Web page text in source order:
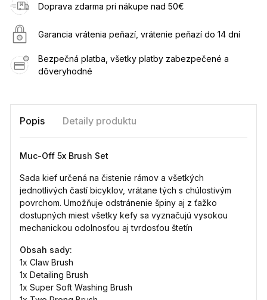
Doprava zdarma pri nákupe nad 50€
Garancia vrátenia peňazí, vrátenie peňazí do 14 dní
Bezpečná platba, všetky platby zabezpečené a
dôveryhodné
Popis Detaily produktu
Muc-Off 5x Brush Set
Sada kief určená na čistenie rámov a všetkých
jednotlivých častí bicyklov, vrátane tých s chúlostivým
povrchom. Umožňuje odstránenie špiny aj z ťažko
dostupných miest všetky kefy sa vyznačujú vysokou
mechanickou odolnosťou aj tvrdosťou štetín
Obsah sady:
1xClaw Brush
1xDetailing Brush
1xSuper Soft Washing Brush